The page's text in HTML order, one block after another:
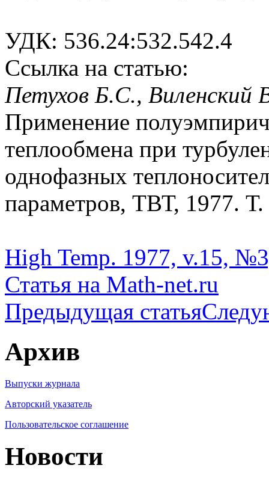
УДК: 536.24:532.542.4
Ссылка на статью:
Петухов Б.С., Виленский
Применение
теплообмена при
однофазных
параметров, ТВТ, 1977.
High Temp. 1977, v.15,
Статья на Math-net.ru
Предыдущая статья
Архив
Выпуски журнала
Авторский указатель
Пользовательское соглашение
Новости